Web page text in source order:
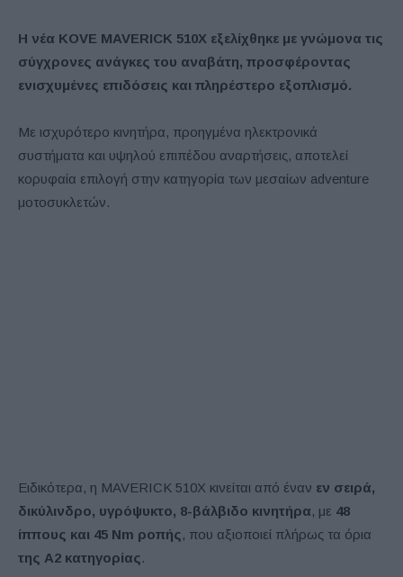
Η νέα KOVE MAVERICK 510X εξελίχθηκε με γνώμονα τις
σύγχρονες ανάγκες του αναβάτη, προσφέροντας
ενισχυμένες επιδόσεις και πληρέστερο εξοπλισμό.
Με ισχυρότερο κινητήρα, προηγμένα ηλεκτρονικά
συστήματα και υψηλού επιπέδου αναρτήσεις, αποτελεί
κορυφαία επιλογή στην κατηγορία των μεσαίων adventure
μοτοσυκλετών.
Ειδικότερα, η MAVERICK 510X κινείται από έναν εν σειρά,
δικύλινδρο, υγρόψυκτο, 8-βάλβιδο κινητήρα, με 48
ίππους και 45 Nm ροπής , που αξιοποιεί πλήρως τα όρια
της Α2 κατηγορίας .